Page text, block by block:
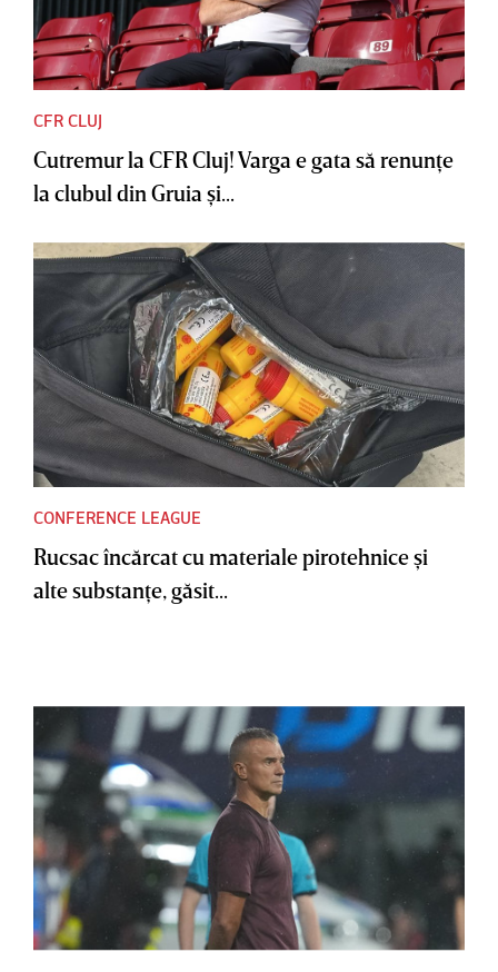
CFR CLUJ
Cutremur la CFR Cluj! Varga e gata să renunţe
la clubul din Gruia şi...
CONFERENCE LEAGUE
Rucsac încărcat cu materiale pirotehnice şi
alte substanţe, găsit...